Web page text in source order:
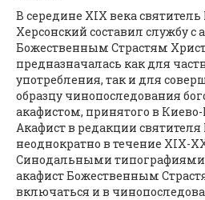
В середине XIX века
Херсонский составил службу с
Божественным Страстям
предназначалась как для
употребления, так и для
образцу чинопоследования
акафистом, принятого в
Акафист в редакции
неоднократно в течение XIX-
Синодальными типографиями.
акафист Божественным
включаться и в